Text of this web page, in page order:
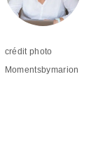
crédit photo
Momentsbymarion